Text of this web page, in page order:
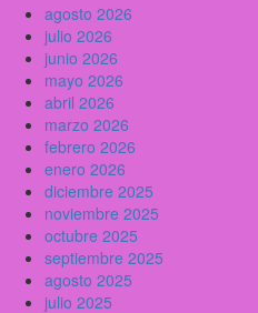
agosto 2026
julio 2026
junio 2026
mayo 2026
abril 2026
marzo 2026
febrero 2026
enero 2026
diciembre 2025
noviembre 2025
octubre 2025
septiembre 2025
agosto 2025
julio 2025